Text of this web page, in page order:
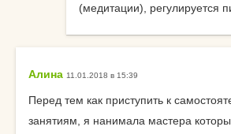
(медитации), регулируется
Алина 11.01.2018 в 15:39
Перед тем как приступить к
занятиям, я нанимала мастера